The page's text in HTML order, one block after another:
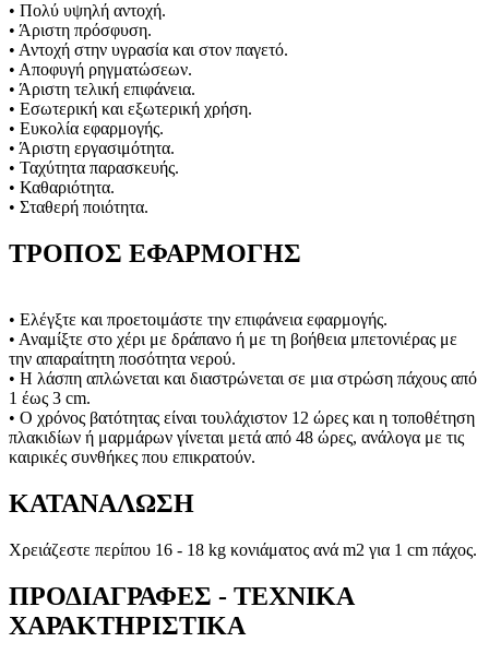
• Πολύ υψηλή αντοχή.
• Άριστη πρόσφυση.
• Αντοχή στην υγρασία και στον παγετό.
• Αποφυγή ρηγματώσεων.
• Άριστη τελική επιφάνεια.
• Εσωτερική και εξωτερική χρήση.
• Ευκολία εφαρμογής.
• Άριστη εργασιμότητα.
• Ταχύτητα παρασκευής.
• Καθαριότητα.
• Σταθερή ποιότητα.
ΤΡΟΠΟΣ ΕΦΑΡΜΟΓΗΣ
• Ελέγξτε και προετοιμάστε την επιφάνεια εφαρμογής.
• Αναμίξτε στο χέρι με δράπανο ή με τη βοήθεια μπετονιέρας με
την απαραίτητη ποσότητα νερού.
• Η λάσπη απλώνεται και διαστρώνεται σε μια στρώση πάχους από
1 έως 3 cm.
• Ο χρόνος βατότητας είναι τουλάχιστον 12 ώρες και η τοποθέτηση
πλακιδίων ή μαρμάρων γίνεται μετά από 48 ώρες, ανάλογα με τις
καιρικές συνθήκες που επικρατούν.
ΚΑΤΑΝΑΛΩΣΗ
Χρειάζεστε περίπου 16 - 18 kg κονιάματος ανά m2 για 1 cm πάχος.
ΠΡΟΔΙΑΓΡΑΦΕΣ - ΤΕΧΝΙΚΑ
ΧΑΡΑΚΤΗΡΙΣΤΙΚΑ